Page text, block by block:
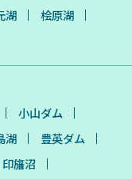
湖
桧原湖
小山ダム
湖
豊英ダム
印旛沼